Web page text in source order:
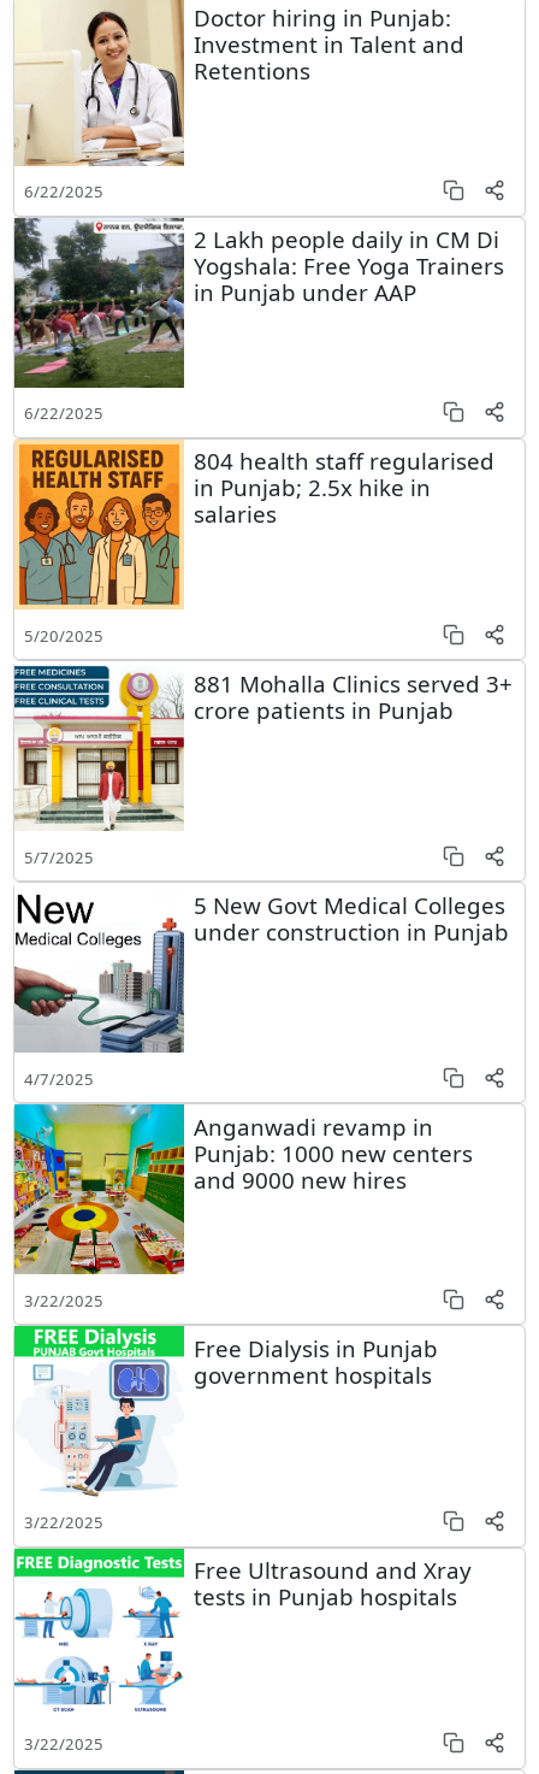
Doctor hiring in Punjab:
Investment in Talent and
Retentions
6/22/2025
2 Lakh people daily in CM Di
Yogshala: Free Yoga Trainers
in Punjab under AAP
6/22/2025
804 health staff regularised
in Punjab; 2.5x hike in
salaries
5/20/2025
881 Mohalla Clinics served 3+
crore patients in Punjab
5/7/2025
5 New Govt Medical Colleges
under construction in Punjab
4/7/2025
Anganwadi revamp in
Punjab: 1000 new centers
and 9000 new hires
3/22/2025
Free Dialysis in Punjab
government hospitals
3/22/2025
Free Ultrasound and Xray
tests in Punjab hospitals
3/22/2025